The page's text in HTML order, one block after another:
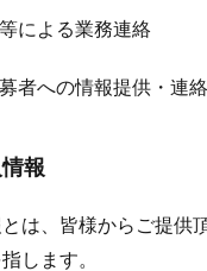
による業務連絡
者への情報提供・連
報
は、皆様からご提供
します。